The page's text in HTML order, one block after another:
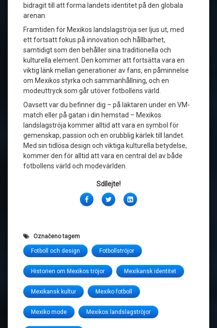
bidragit till att forma landets identitet på den globala
arenan.
Framtiden för Mexikos landslagströja ser ljus ut, med
ett fortsatt fokus på innovation och hållbarhet,
samtidigt som den behåller sina traditionella och
kulturella element. Den kommer att fortsätta vara en
viktig länk mellan generationer av fans, en påminnelse
om Mexikos styrka och sammanhållning, och en
modeuttryck som går utöver fotbollens värld.
Oavsett var du befinner dig – på läktaren under en VM-
match eller på gatan i din hemstad – Mexikos
landslagströja kommer alltid att vara en symbol för
gemenskap, passion och en orubblig kärlek till landet.
Med sin tidlösa design och viktiga kulturella betydelse,
kommer den för alltid att vara en central del av både
fotbollens värld och modevärlden.
Sdílejte!
FacebookTwitterLinkedIn
Označeno tagem
Fotboll och design Fotbollströjor
Historien om Mexikos tröjor Mexikansk identitet
Mexikansk kultur Mexiko fotboll
Mexiko mode Mexikos landslagströjor